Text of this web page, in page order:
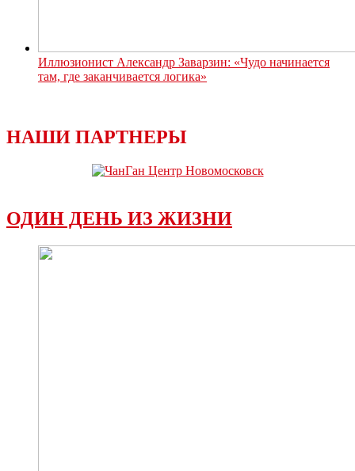
Иллюзионист Александр Заварзин: «Чудо начинается
там, где заканчивается логика»
НАШИ ПАРТНЕРЫ
ОДИН ДЕНЬ ИЗ ЖИЗНИ